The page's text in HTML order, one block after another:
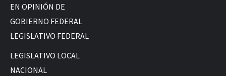
EN OPINIÓN DE
GOBIERNO FEDERAL
LEGISLATIVO FEDERAL
LEGISLATIVO LOCAL
NACIONAL